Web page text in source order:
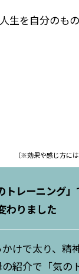
生を自分のも
（※効果や感じ方に
トレーニング」
わりました
けで太り、精
紹介で「気の